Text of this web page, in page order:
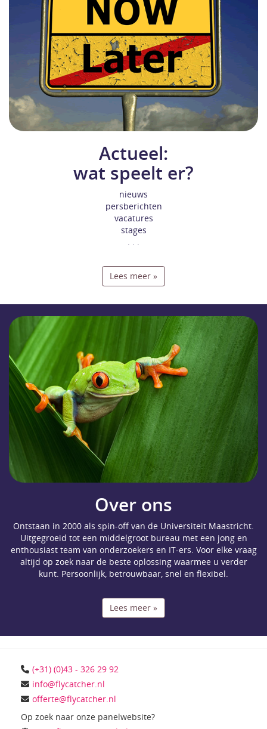
Actueel:
wat speelt er?
nieuws
persberichten
vacatures
stages
. . .
Lees meer »
Over ons
Ontstaan in 2000 als spin-off van de Universiteit Maastricht.
Uitgegroeid tot een middelgroot bureau met een jong en
enthousiast team van onderzoekers en IT-ers. Voor elke vraag
altijd op zoek naar de beste oplossing waarmee u verder
kunt. Persoonlijk, betrouwbaar, snel en flexibel.
Lees meer »
(+31) (0)43 - 326 29 92
Op zoek naar onze panelwebsite?